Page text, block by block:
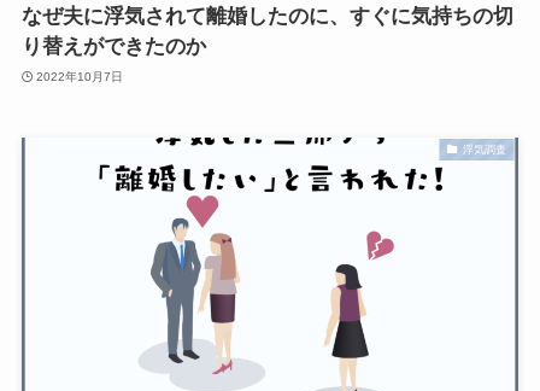
なぜ夫に浮気されて離婚したのに、すぐに気持ちの切
り替えができたのか
2022年10月7日
浮気調査